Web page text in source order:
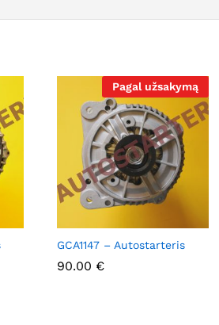
Pagal užsakymą
GCA1147 – Autostarteris
90.00 €
90.00 €